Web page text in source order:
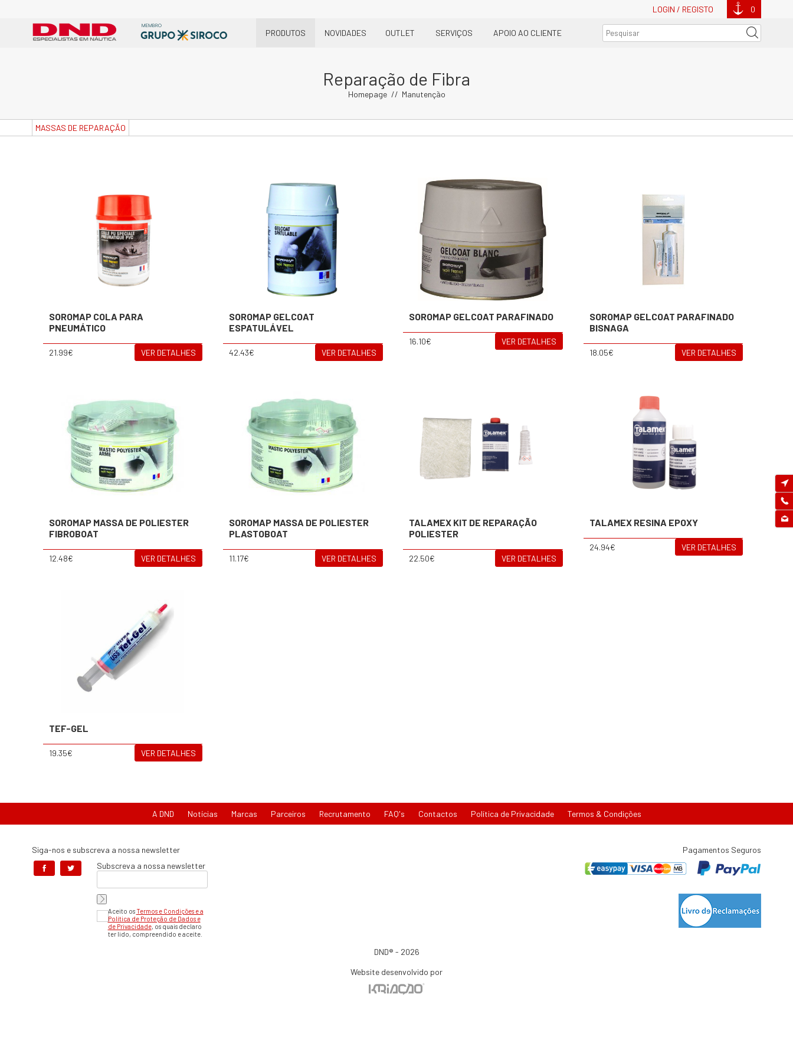
LOGIN / REGISTO 0
PRODUTOS NOVIDADES OUTLET SERVIÇOS APOIO AO CLIENTE
Reparação de Fibra
Homepage Manutenção
MASSAS DE REPARAÇÃO
SOROMAP COLA PARA
PNEUMÁTICO
21.99€ VER DETALHES
SOROMAP GELCOAT
ESPATULÁVEL
42.43€ VER DETALHES
SOROMAP GELCOAT PARAFINADO
16.10€ VER DETALHES
SOROMAP GELCOAT PARAFINADO
BISNAGA
18.05€ VER DETALHES
SOROMAP MASSA DE POLIESTER
FIBROBOAT
12.48€ VER DETALHES
SOROMAP MASSA DE POLIESTER
PLASTOBOAT
11.17€ VER DETALHES
TALAMEX KIT DE REPARAÇÃO
POLIESTER
22.50€ VER DETALHES
TALAMEX RESINA EPOXY
24.94€ VER DETALHES
TEF-GEL
19.35€ VER DETALHES
A DND Notícias Marcas Parceiros Recrutamento FAQ's Contactos Política de Privacidade Termos & Condições
Siga-nos e subscreva a nossa newsletter
Subscreva a nossa newsletter
Aceito osTermos e Condições e a
Política de Proteção de Dados e
de Privacidade, os quais declaro
ter lido, compreendido e aceite.
Pagamentos Seguros
DND® - 2026
Website desenvolvido por